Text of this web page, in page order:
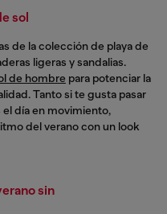
sol
de la colección de playa de
ligeras y sandalias.
de hombre para potenciar la
Tanto si te gusta pasar
el día en movimiento,
del verano con un look
sin